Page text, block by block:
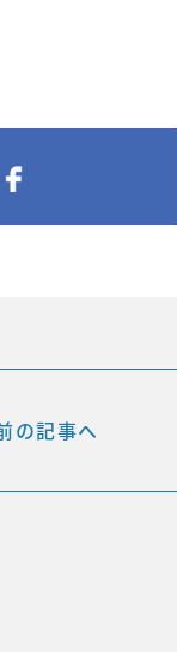
の記事へ